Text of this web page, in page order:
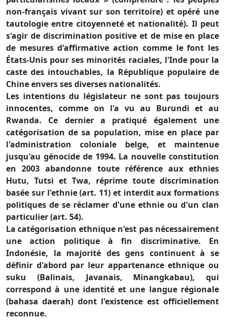
non-français vivant sur son territoire) et opéré une
tautologie entre citoyenneté et nationalité). Il peut
s'agir de discrimination positive et de mise en place
de mesures d'affirmative action comme le font les
États-Unis pour ses minorités raciales, l'Inde pour la
caste des intouchables, la République populaire de
Chine envers ses diverses nationalités.
Les intentions du législateur ne sont pas toujours
innocentes, comme on l'a vu au Burundi et au
Rwanda. Ce dernier a pratiqué également une
catégorisation de sa population, mise en place par
l'administration coloniale belge, et maintenue
jusqu'au génocide de 1994. La nouvelle constitution
en 2003 abandonne toute référence aux ethnies
Hutu, Tutsi et Twa, réprime toute discrimination
basée sur l'ethnie (art. 11) et interdit aux formations
politiques de se réclamer d'une ethnie ou d'un clan
particulier (art. 54).
La catégorisation ethnique n'est pas nécessairement
une action politique à fin discriminative. En
Indonésie, la majorité des gens continuent à se
définir d'abord par leur appartenance ethnique ou
suku (Balinais, Javanais, Minangkabau), qui
correspond à une identité et une langue régionale
(bahasa daerah) dont l'existence est officiellement
reconnue.